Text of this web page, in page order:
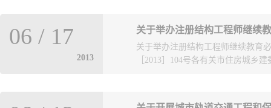
关于举办注册结构工程师继续
2013
06 / 17
关于举办注册结构工程师继
［2013］104号各有关市住房城乡建
（建设局），省直有关单位： 根